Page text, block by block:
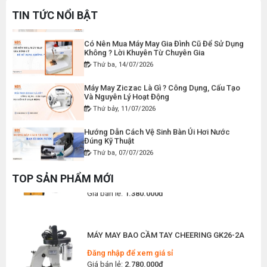
TIN TỨC NỔI BẬTThứ bảy, 18/07/2026
Không ? Lời Khuyên Từ Chuyên Gia
Thứ ba, 14/07/2026
Và Nguyên Lý Hoạt Động
Thứ bảy, 11/07/2026
Đúng Kỹ Thuật
Thứ ba, 07/07/2026
Hóa Giúp Xưởng May Tăng Năng Suất
Thứ tư, 01/07/2026
Máy Sang Chỉ Là Gì? Công Dụng, Cấu Tạo Và
Nguyên Lý Hoạt Động Chi Tiết
TOP SẢN PHẨM MỚI
Giá bán lẻ:
MÁY MAY BAO CẦM TAY CHẠY PIN GK9-520
Đăng nhập để xem giá sỉ
Giá bán lẻ:2.400.000đ
MÁY MAY BAO CẦM TAY GK9-500 KHÔNG BÌNH
DẦU
Giá bán lẻ:
Đăng nhập để xem giá sỉ
Giá bán lẻ:
2.780.000đ